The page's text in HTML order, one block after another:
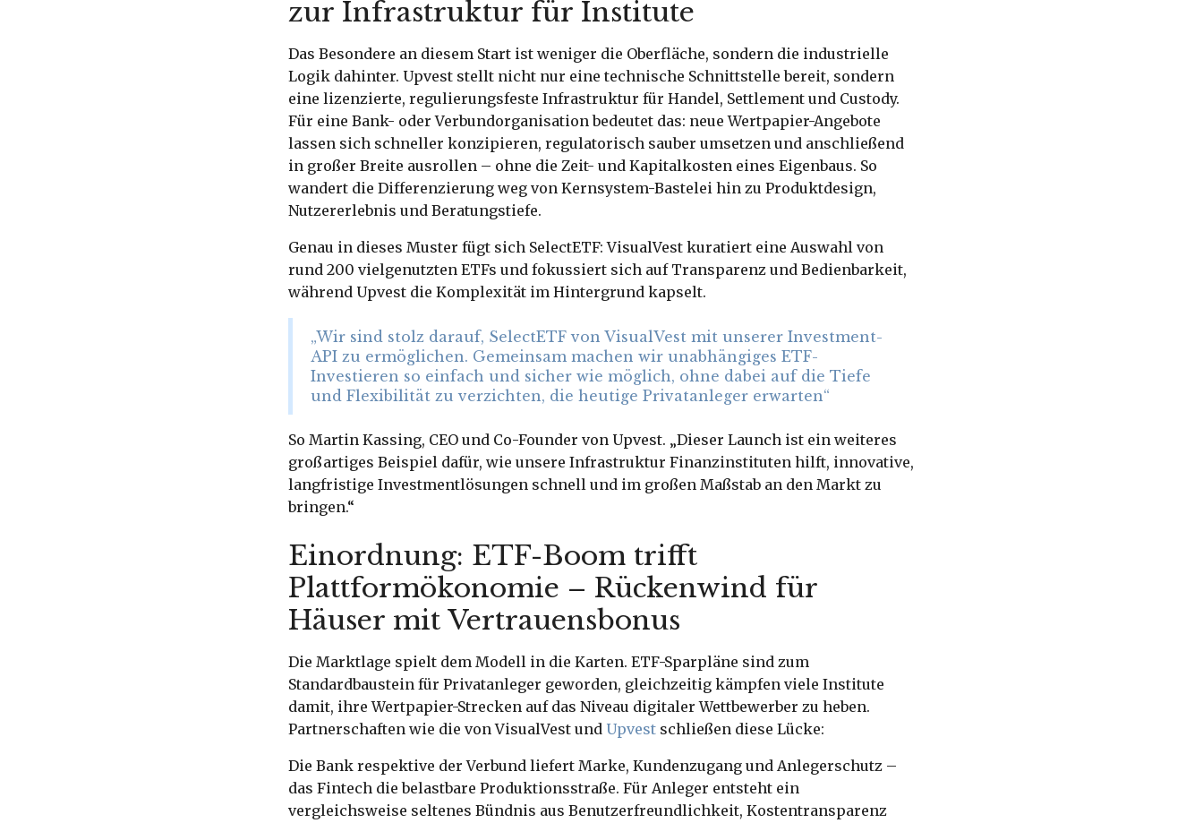
zur Infrastruktur für Institute
Das Besondere an diesem Start ist weniger die Oberfläche, sondern die industrielle
Logik dahinter. Upvest stellt nicht nur eine technische Schnittstelle bereit, sondern
eine lizenzierte, regulierungsfeste Infrastruktur für Handel, Settlement und Custody.
Für eine Bank- oder Verbundorganisation bedeutet das: neue Wertpapier-Angebote
lassen sich schneller konzipieren, regulatorisch sauber umsetzen und anschließend
in großer Breite ausrollen – ohne die Zeit- und Kapitalkosten eines Eigenbaus. So
wandert die Differenzierung weg von Kernsystem-Bastelei hin zu Produktdesign,
Nutzererlebnis und Beratungstiefe.
Genau in dieses Muster fügt sich SelectETF: VisualVest kuratiert eine Auswahl von
rund 200 vielgenutzten ETFs und fokussiert sich auf Transparenz und Bedienbarkeit,
während Upvest die Komplexität im Hintergrund kapselt.
„Wir sind stolz darauf, SelectETF von VisualVest mit unserer Investment-
API zu ermöglichen. Gemeinsam machen wir unabhängiges ETF-
Investieren so einfach und sicher wie möglich, ohne dabei auf die Tiefe
und Flexibilität zu verzichten, die heutige Privatanleger erwarten“
So Martin Kassing, CEO und Co-Founder von Upvest. „Dieser Launch ist ein weiteres
großartiges Beispiel dafür, wie unsere Infrastruktur Finanzinstituten hilft, innovative,
langfristige Investmentlösungen schnell und im großen Maßstab an den Markt zu
bringen.“
Einordnung: ETF-Boom trifft
Plattformökonomie – Rückenwind für
Häuser mit Vertrauensbonus
Die Marktlage spielt dem Modell in die Karten. ETF-Sparpläne sind zum
Standardbaustein für Privatanleger geworden, gleichzeitig kämpfen viele Institute
damit, ihre Wertpapier-Strecken auf das Niveau digitaler Wettbewerber zu heben.
Partnerschaften wie die von VisualVest und Upvest schließen diese Lücke:
Die Bank respektive der Verbund liefert Marke, Kundenzugang und Anlegerschutz –
das Fintech die belastbare Produktionsstraße. Für Anleger entsteht ein
vergleichsweise seltenes Bündnis aus Benutzerfreundlichkeit, Kostentransparenz